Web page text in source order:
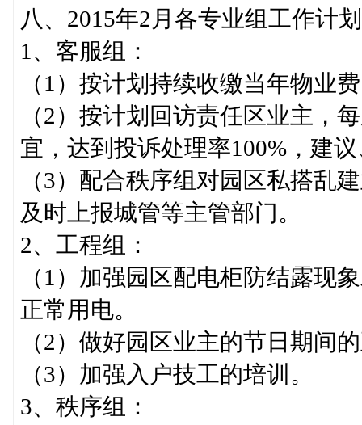
八、2015年2月各专业组工作计划
1、客服组：
（1）按计划持续收缴当年物业
（2）按计划回访责任区业主，
宜，达到投诉处理率100%，建
（3）配合秩序组对园区私搭乱
及时上报城管等主管部门。
2、工程组：
（1）加强园区配电柜防结露现
正常用电。
（2）做好园区业主的节日期间
（3）加强入户技工的培训。
3、秩序组：